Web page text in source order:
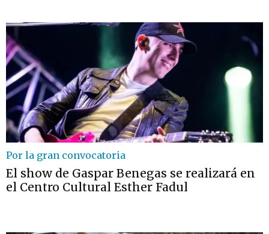
Por la gran convocatoria
El show de Gaspar Benegas se realizará en
el Centro Cultural Esther Fadul